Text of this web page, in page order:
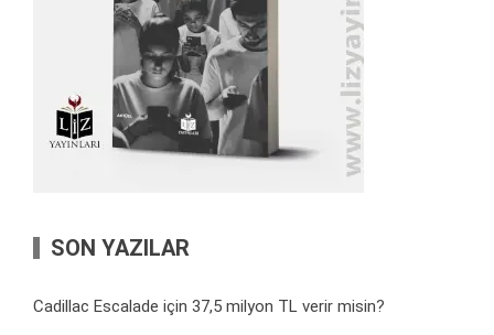
SON YAZILAR
Cadillac Escalade için 37,5 milyon TL verir misin?